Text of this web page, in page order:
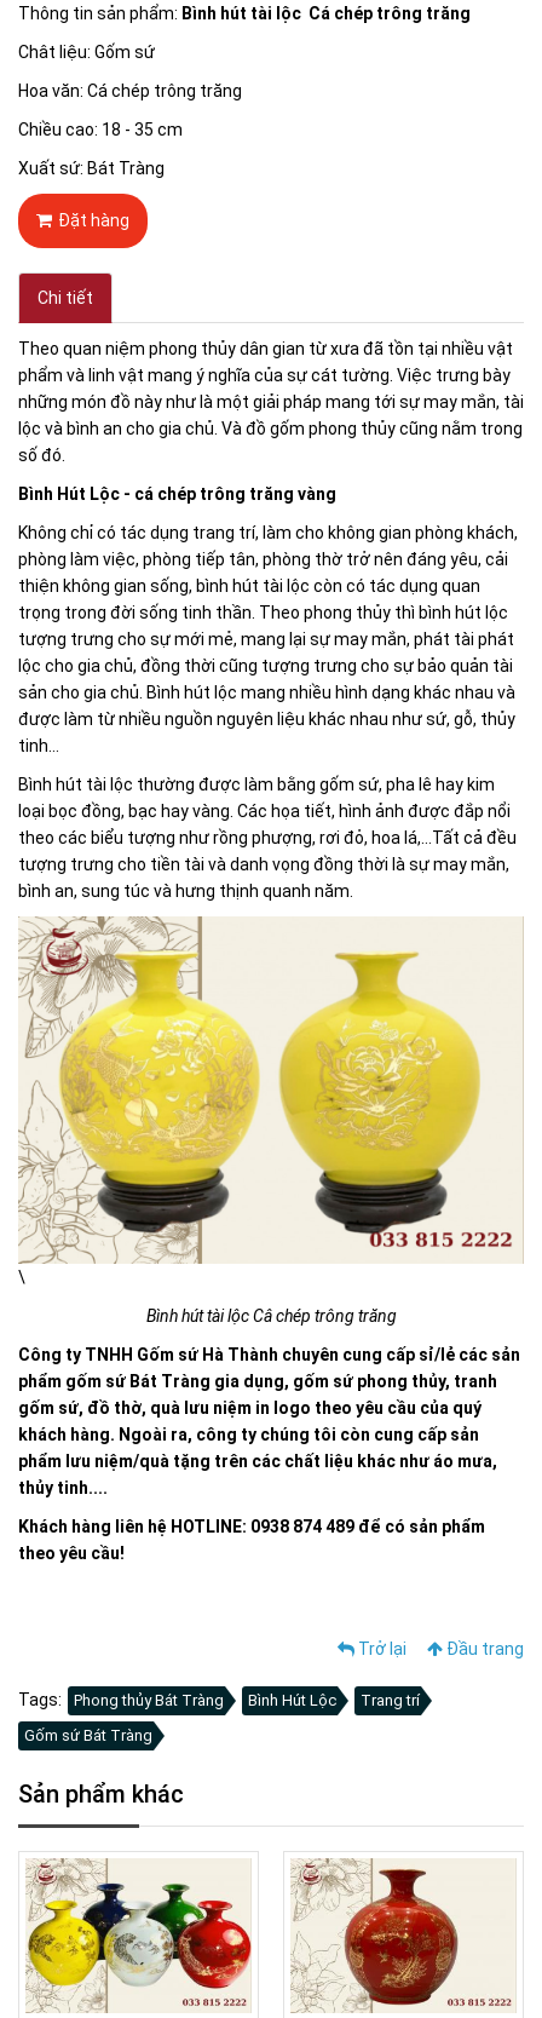
Thông tin sản phẩm: Bình hút tài lộc Cá chép trông trăng
Chât liệu: Gốm sứ
Hoa văn: Cá chép trông trăng
Chiều cao: 18 - 35 cm
Xuất sứ: Bát Tràng
Đặt hàng
Chi tiết
Theo quan niệm phong thủy dân gian từ xưa đã tồn tại nhiều vật
phẩm và linh vật mang ý nghĩa của sự cát tường. Việc trưng bày
những món đồ này như là một giải pháp mang tới sự may mắn, tài
lộc và bình an cho gia chủ. Và đồ gốm phong thủy cũng nằm trong
số đó.
Bình Hút Lộc - cá chép trông trăng vàng
Không chỉ có tác dụng trang trí, làm cho không gian phòng khách,
phòng làm việc, phòng tiếp tân, phòng thờ trở nên đáng yêu, cải
thiện không gian sống, bình hút tài lộc còn có tác dụng quan
trọng trong đời sống tinh thần. Theo phong thủy thì bình hút lộc
tượng trưng cho sự mới mẻ, mang lại sự may mắn, phát tài phát
lộc cho gia chủ, đồng thời cũng tượng trưng cho sự bảo quản tài
sản cho gia chủ. Bình hút lộc mang nhiều hình dạng khác nhau và
được làm từ nhiều nguồn nguyên liệu khác nhau như sứ, gỗ, thủy
tinh…
Bình hút tài lộc thường được làm bằng gốm sứ, pha lê hay kim
loại bọc đồng, bạc hay vàng. Các họa tiết, hình ảnh được đắp nổi
theo các biểu tượng như rồng phượng, rơi đỏ, hoa lá,…Tất cả đều
tượng trưng cho tiền tài và danh vọng đồng thời là sự may mắn,
bình an, sung túc và hưng thịnh quanh năm.
\
Bình hút tài lộc Câ chép trông trăng
Công ty TNHH Gốm sứ Hà Thành chuyên cung cấp sỉ/lẻ các sản
phẩm gốm sứ Bát Tràng gia dụng, gốm sứ phong thủy, tranh
gốm sứ, đồ thờ, quà lưu niệm in logo theo yêu cầu của quý
khách hàng. Ngoài ra, công ty chúng tôi còn cung cấp sản
phẩm lưu niệm/quà tặng trên các chất liệu khác như áo mưa,
thủy tinh....
Khách hàng liên hệ HOTLINE: 0938 874 489 để có sản phẩm
theo yêu cầu!
Trở lại Đầu trang
Tags: Phong thủy Bát Tràng Bình Hút Lộc
Trang trí
Gốm sứ Bát Tràng
Sản phẩm khác